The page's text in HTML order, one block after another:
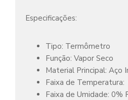
Especificações:
Tipo: Termômetro
Função: Vapor Seco
Material Principal: Aço
Faixa de
Faixa de Umidade: 0%